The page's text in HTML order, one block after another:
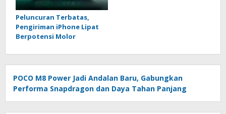
Peluncuran Terbatas,
Pengiriman iPhone Lipat
Berpotensi Molor
POCO M8 Power Jadi Andalan Baru, Gabungkan
Performa Snapdragon dan Daya Tahan Panjang